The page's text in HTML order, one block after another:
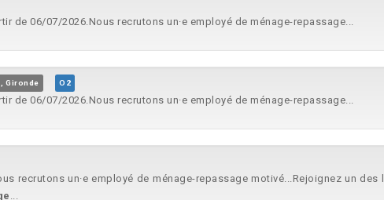
de 06/07/2026.Nous recrutons un·e employé de ménage-repassage...
Gironde O2
de 06/07/2026.Nous recrutons un·e employé de ménage-repassage...
recrutons un·e employé de ménage-repassage motivé...Rejoignez un
...